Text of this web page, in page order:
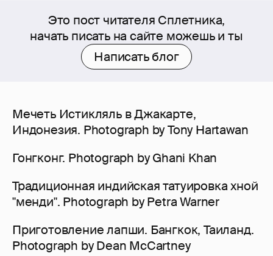
Это пост читателя Сплетника,
начать писать на сайте можешь и ты
Написать блог
Мечеть Истикляль в Джакарте,
Индонезия. Photograph by Tony Hartawan
Гонгконг. Photograph by Ghani Khan
Традиционная индийская татуировка хной
"менди". Photograph by Petra Warner
Приготовление лапши. Бангкок, Таиланд.
Photograph by Dean McCartney